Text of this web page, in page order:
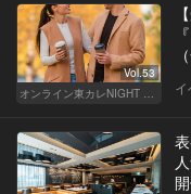
Vol.53
オンライン東カレNIGHT イベント募集
イ